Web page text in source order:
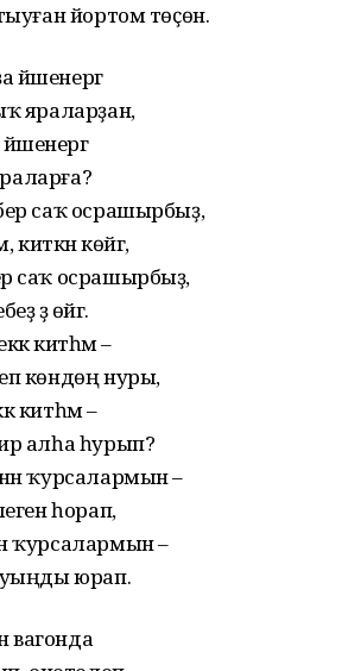
йортом төҫөн.
йәшенергә
яраларҙан,
саҡ осрашырбыҙ,
көйгә,
саҡ осрашырбыҙ,
ҙә өйгә.
китһәм –
көндөң нуры,
китһәм –
алһа һурып?
ҡурсалармын –
һорап,
ҡурсалармын –
юрап.
вагонда